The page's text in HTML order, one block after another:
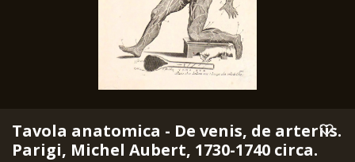
Tavola anatomica - De venis, de arteriis.
Parigi, Michel Aubert, 1730-1740 circa.